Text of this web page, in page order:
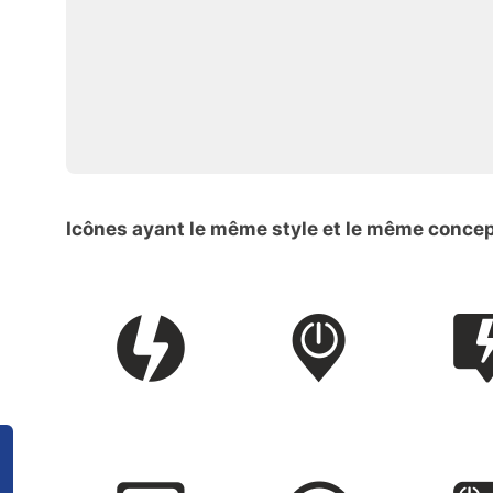
Icônes ayant le même style et le même